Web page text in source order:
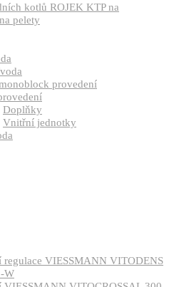
kotlů ROJEK KTP na
pelety
provedení
Doplňky
Vnitřní jednotky
regulace VIESSMANN VITODENS
W